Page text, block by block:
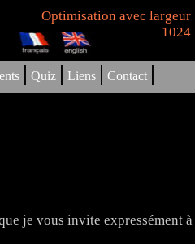
Optimisation avec largeur
1024
| Quiz | Liens | Contact |
je vous invite expressément à